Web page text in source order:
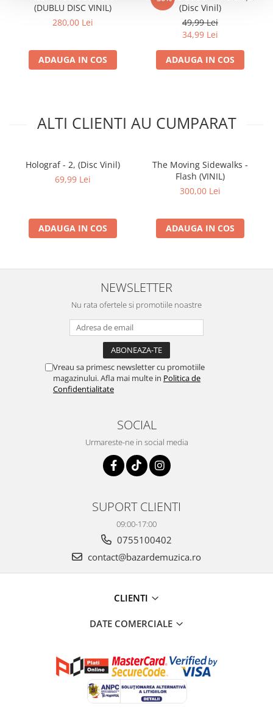
(DUBLU DISC VINIL)
280,00 Lei
ADAUGA IN COS
(Disc Vinil)
49,99 Lei
34,99 Lei
ADAUGA IN COS
ALTI CLIENTI AU CUMPARAT
Holograf - 2, (Disc Vinil)
69,99 Lei
ADAUGA IN COS
The Moving Sidewalks -
Flash (VINIL)
300,00 Lei
ADAUGA IN COS
NEWSLETTER
Nu rata ofertele si promotiile noastre
Vreau sa primesc newsletter cu promotiile
magazinului. Afla mai multe in Politica de
Confidentialitate
SOCIAL
Urmareste-ne in social media
SUPORT CLIENTI
09:00-17:00
0755100402
contact@bazardemuzica.ro
CLIENTI
DATE COMERCIALE